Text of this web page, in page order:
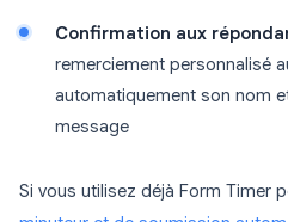
Confirmation aux
remerciement personnalisé
automatiquement son nom
message
Si vous utilisez déjà Form Timer